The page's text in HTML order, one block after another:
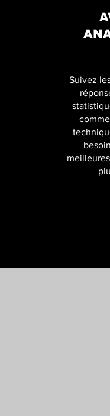
Suivez